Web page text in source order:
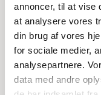
annoncer, til at vise
at analysere vores
din brug af vores
for sociale medier,
analysepartnere.
data med andre
Skridssikre
Trinene på
skridsikker
hvilket gør